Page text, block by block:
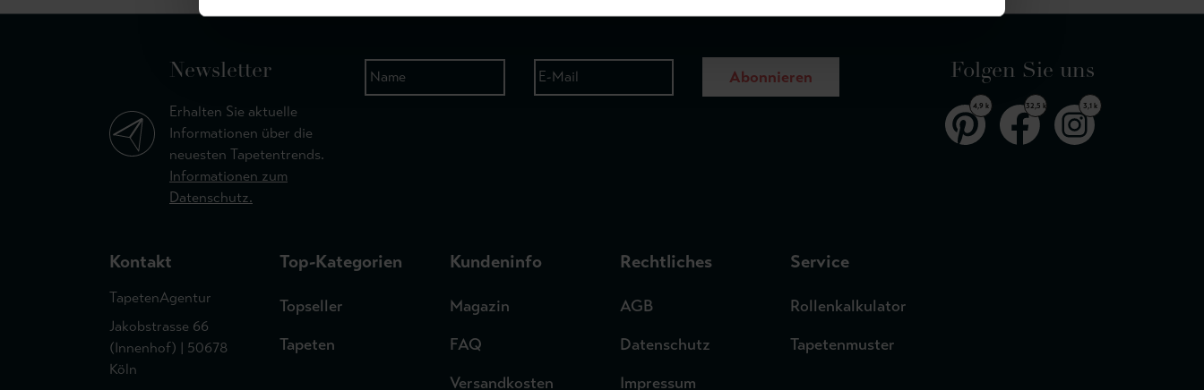
Newsletter
Erhalten Sie aktuelle
Informationen über die
neuesten Tapetentrends.
Informationen zum
Datenschutz.
Abonnieren Folgen Sie uns
4,9 k 32,5 k 3,1 k
Kontakt
TapetenAgentur
Jakobstrasse 66
(Innenhof) | 50678
Köln
Top-Kategorien
Topseller
Tapeten
Kundeninfo
Magazin
FAQ
Versandkosten
Rechtliches
AGB
Datenschutz
Impressum
Service
Rollenkalkulator
Tapetenmuster